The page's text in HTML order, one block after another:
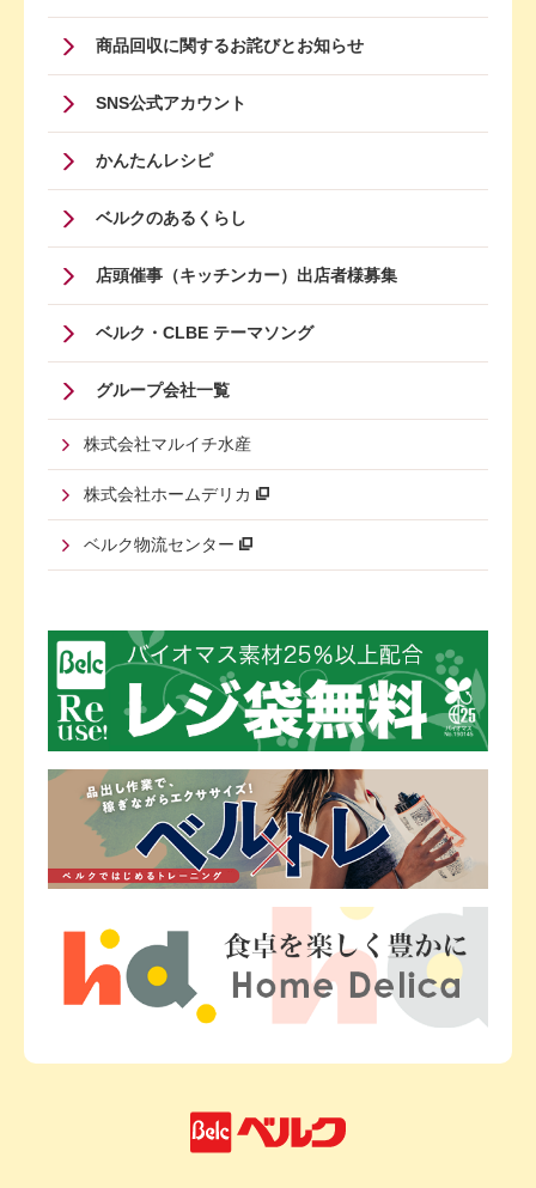
商品回収に関するお詫びとお知らせ
SNS公式アカウント
かんたんレシピ
ベルクのあるくらし
店頭催事（キッチンカー）出店者様募集
ベルク・CLBE テーマソング
グループ会社一覧
株式会社マルイチ水産
株式会社ホームデリカ
ベルク物流センター